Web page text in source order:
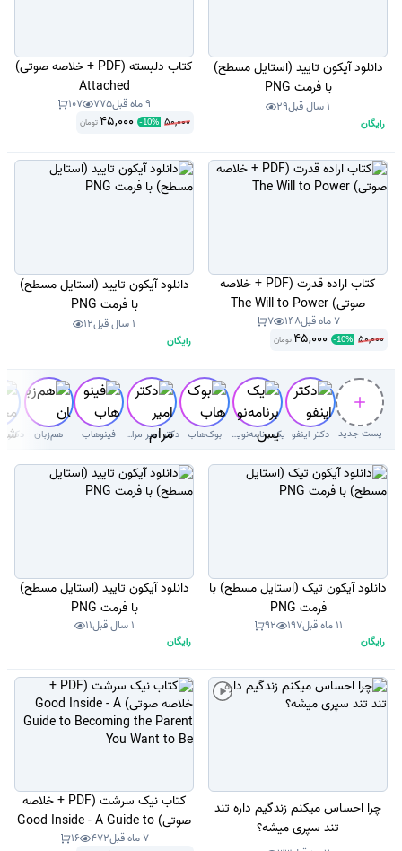
دانلود آیکون تایید (استایل مسطح)
با فرمت PNG
1 سال قبل 29
رایگان
کتاب دلبسته (PDF + خلاصه صوتی)
Attached
9 ماه قبل 775
107
50,000
-10%
45,000 تومان
کتاب اراده قدرت (PDF + خلاصه
صوتی) The Will to Power
7 ماه قبل 148
7
50,000
-10%
45,000 تومان
دانلود آیکون تایید (استایل مسطح)
با فرمت PNG
1 سال قبل 12
رایگان
پست جدید دکتر اینفو یک برنامه‌نویس بوک‌هاب دکتر امیر مرام قرطاول فینوهاب هم‌زبان
دانلود آیکون تیک (استایل مسطح) با
فرمت PNG
11 ماه قبل 197
92
رایگان
دانلود آیکون تایید (استایل مسطح)
با فرمت PNG
1 سال قبل 11
رایگان
چرا احساس میکنم زندگیم داره تند
تند سپری میشه؟
کتاب نیک سرشت (PDF + خلاصه
صوتی) Good Inside - A Guide to
Becoming the Parent You Want
7 ماه قبل 472
16